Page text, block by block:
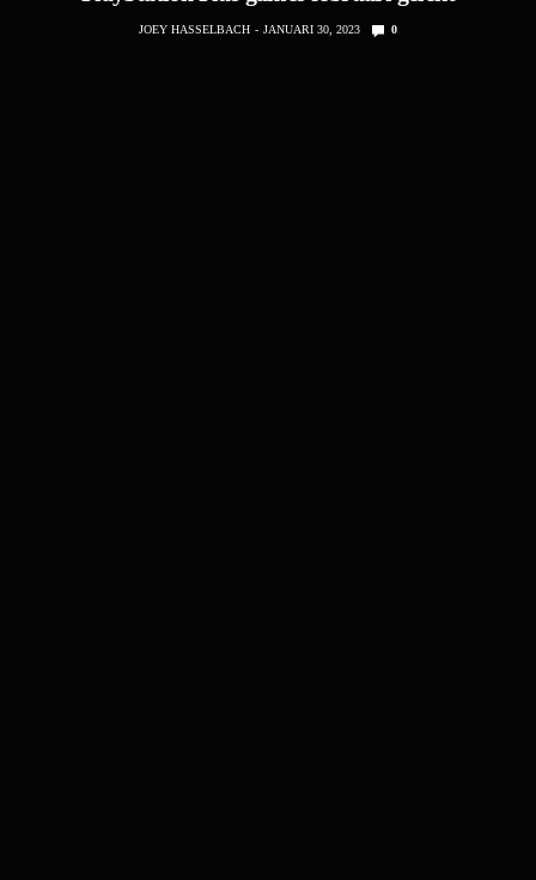
JOEY HASSELBACH JANUARI 30, 2023 0